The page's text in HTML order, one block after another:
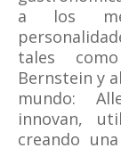
a los
tales
Bernstein y
mundo:
innovan,
creando